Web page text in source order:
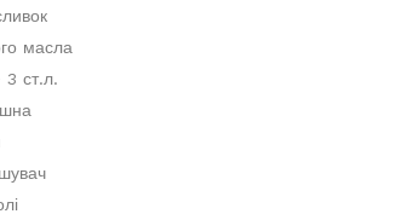
масла
3 ст.л.